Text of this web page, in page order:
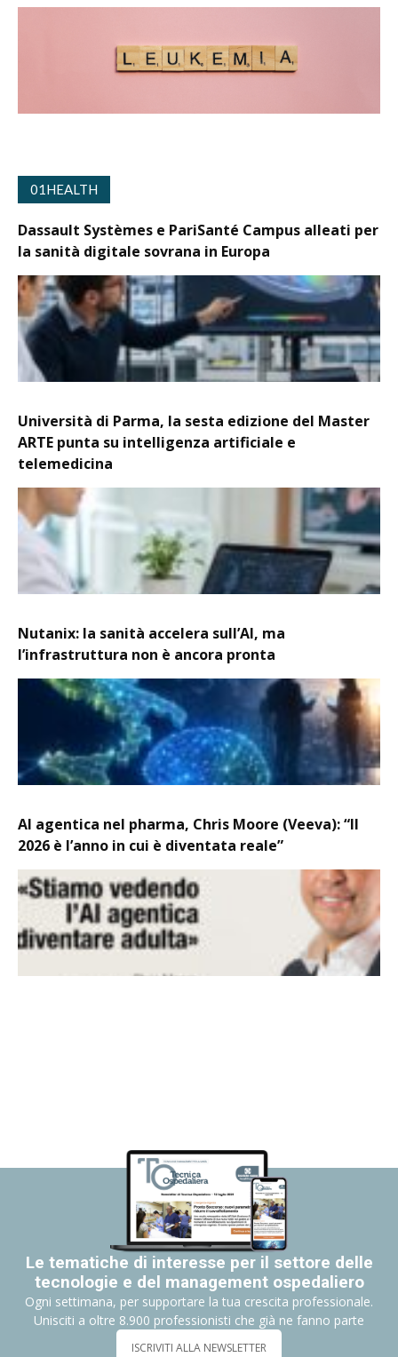
01HEALTH
Dassault Systèmes e PariSanté Campus alleati per
la sanità digitale sovrana in Europa
Università di Parma, la sesta edizione del Master
ARTE punta su intelligenza artificiale e
telemedicina
Nutanix: la sanità accelera sull’AI, ma
l’infrastruttura non è ancora pronta
AI agentica nel pharma, Chris Moore (Veeva): “Il
2026 è l’anno in cui è diventata reale”
Le tematiche di interesse per il settore delle
tecnologie e del management ospedaliero
Ogni settimana, per supportare la tua crescita professionale.
Unisciti a oltre 8.900 professionisti che già ne fanno parte
ISCRIVITI ALLA NEWSLETTER